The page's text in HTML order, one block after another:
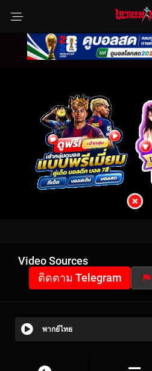
Video Sources
ติดตาม Telegram
พากย์ไทย